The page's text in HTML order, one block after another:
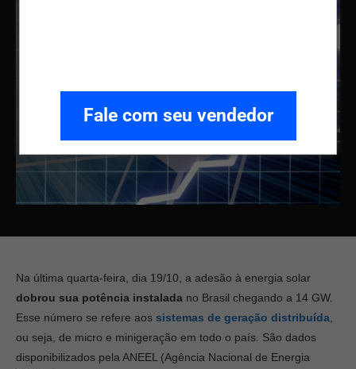
Fale com seu vendedor
Na última quarta-feira, dia 19/10, a adesão à energia solar
dobrou sua potência instalada no Brasil chegando a 14 GW.
Esse número se refere aos sistemas de geração distribuída
ou seja, de micro e minigeração em todo o país. São dados
disponibilizados pela ANEEL (Agência Nacional de Energia